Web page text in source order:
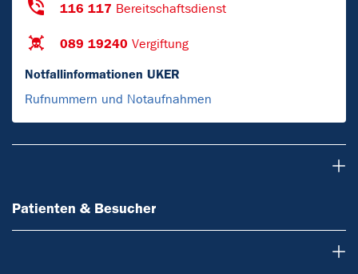
116 117 Bereitschaftsdienst
089 19240 Vergiftung
Notfallinformationen UKER
Rufnummern und Notaufnahmen
Patienten & Besucher